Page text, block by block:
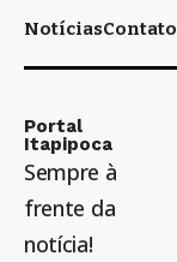
NotíciasContato
Portal
Itapipoca
Sempre à
frente da
notícia!